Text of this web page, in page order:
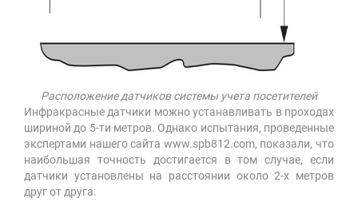
Расположение датчиков системы учета посетителей
Инфракрасные датчики можно устанавливать в проходах
шириной до 5-ти метров. Однако испытания, проведенные
экспертами нашего сайта www.spb812.com, показали, что
наибольшая точность достигается в том случае, если
датчики установлены на расстоянии около 2-х метров
друг от друга.